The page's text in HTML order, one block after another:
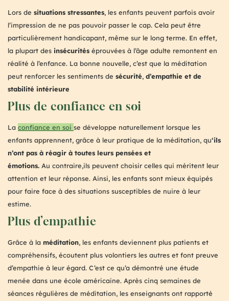
Lors de situations stressantes, les enfants peuvent parfois avoir
l’impression de ne pas pouvoir passer le cap. Cela peut être
particulièrement handicapant, même sur le long terme. En effet,
la plupart des insécurités éprouvées à l’âge adulte remontent en
réalité à l’enfance. La bonne nouvelle, c’est que la méditation
peut renforcer les sentiments de sécurité, d’empathie et de
stabilité intérieure
Plus de confiance en soi
La confiance en soi se développe naturellement lorsque les
enfants apprennent, grâce à leur pratique de la méditation, qu‘ils
n’ont pas à réagir à toutes leurs pensées et
émotions. Au contraire,ils peuvent choisir celles qui méritent leur
attention et leur réponse. Ainsi, les enfants sont mieux équipés
pour faire face à des situations susceptibles de nuire à leur
estime.
Plus d’empathie
Grâce à la méditation, les enfants deviennent plus patients et
compréhensifs, écoutent plus volontiers les autres et font preuve
d’empathie à leur égard. C’est ce qu’a démontré une étude
menée dans une école américaine. Après cinq semaines de
séances régulières de méditation, les enseignants ont rapporté